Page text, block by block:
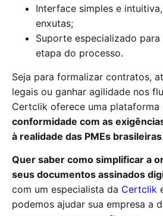
Interface simples e
enxutas;
Suporte especializado para
etapa do processo.
Seja para formalizar contratos,
legais ou ganhar agilidade nos
Certclik oferece uma plataforma
conformidade com as
à realidade das PMEs brasileiras.
Quer saber como simplificar a
seus documentos assinados
com um especialista da Certclik
podemos ajudar sua empresa a